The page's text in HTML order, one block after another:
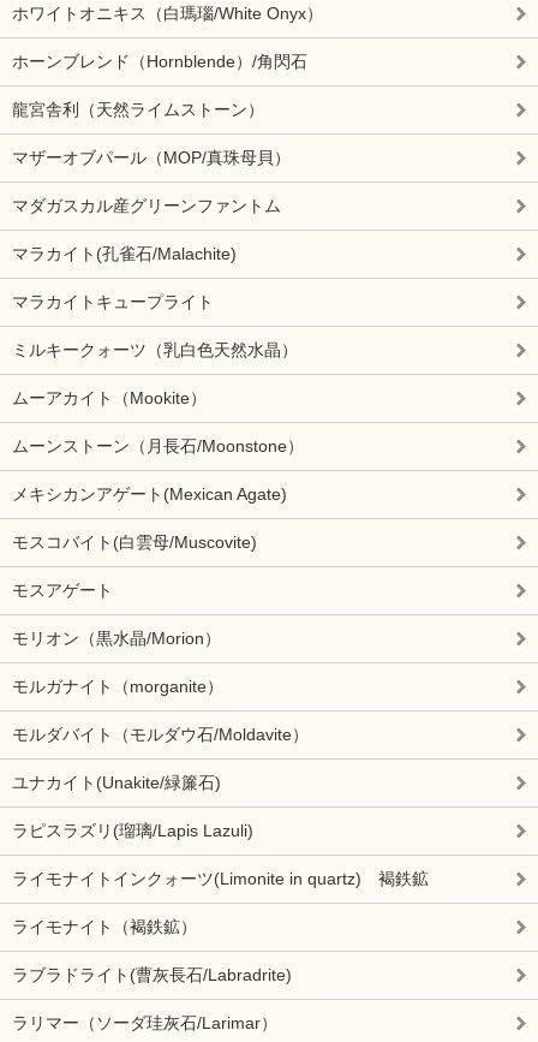
ホワイトオニキス（白瑪瑙/White Onyx）
ホーンブレンド（Hornblende）/角閃石
龍宮舎利（天然ライムストーン）
マザーオブパール（MOP/真珠母貝）
マダガスカル産グリーンファントム
マラカイト(孔雀石/Malachite)
マラカイトキュープライト
ミルキークォーツ（乳白色天然水晶）
ムーアカイト（Mookite）
ムーンストーン（月長石/Moonstone）
メキシカンアゲート(Mexican Agate)
モスコバイト(白雲母/Muscovite)
モスアゲート
モリオン（黒水晶/Morion）
モルガナイト（morganite）
モルダバイト（モルダウ石/Moldavite）
ユナカイト(Unakite/緑簾石)
ラピスラズリ(瑠璃/Lapis Lazuli)
ライモナイトインクォーツ(Limonite in quartz) 褐鉄鉱
ライモナイト（褐鉄鉱）
ラブラドライト(曹灰長石/Labradrite)
ラリマー（ソーダ珪灰石/Larimar）